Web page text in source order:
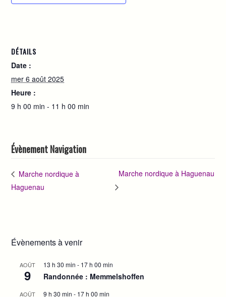
DÉTAILS
Date :
mer 6 août 2025
Heure :
9 h 00 min - 11 h 00 min
Évènement Navigation
Marche nordique à
Haguenau
Marche nordique à Haguenau
Évènements à venir
AOÛT
9
13 h 30 min - 17 h 00 min
Randonnée : Memmelshoffen
AOÛT 9 h 30 min - 17 h 00 min